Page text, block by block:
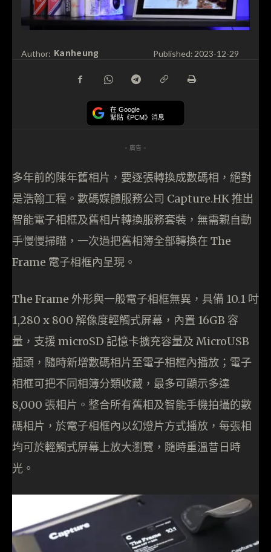
Author: Kanheung Published: 2023-12-29
在 Google
緊貼《PCM》消息
- 廣告 -
多年前的陳年舊相片，要逐張轉換成數碼相，絕對
是浩翰工程。數碼媒體服務公司 Capture.HK 推出
智能電子相框及舊相片轉換服務套裝，無需親自動
手慢慢掃瞄，一次過把舊相簿全部轉換在 The
Frame 電子相框內呈現。
The Frame 外形與一般電子相框無異，具備 10.1 吋
1,280 x 800 解像度輕觸式屏幕，內置 16GB 容
量，支援 microSD 記憶卡擴充容量及 MicroUSB
插頭，隨時新增數碼相片至電子相框內播放；電子
相框可把不同相簿分類收藏，最多可顯示多達
8,000 張相片。整合所有舊相及智能手機拍攝的數
碼相片，於電子相框內以幻燈片方式播放，每張相
均可於輕觸式屏幕上放大瀏覽，隨時重溫昔日時
光。